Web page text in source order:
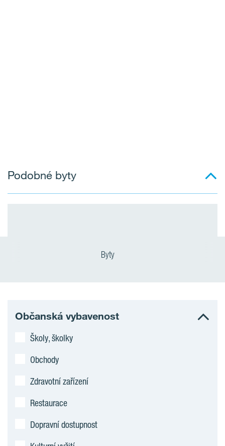
Podobné byty
Byty
Občanská vybavenost
Školy, školky
Obchody
Zdravotní zařízení
Restaurace
Dopravní dostupnost